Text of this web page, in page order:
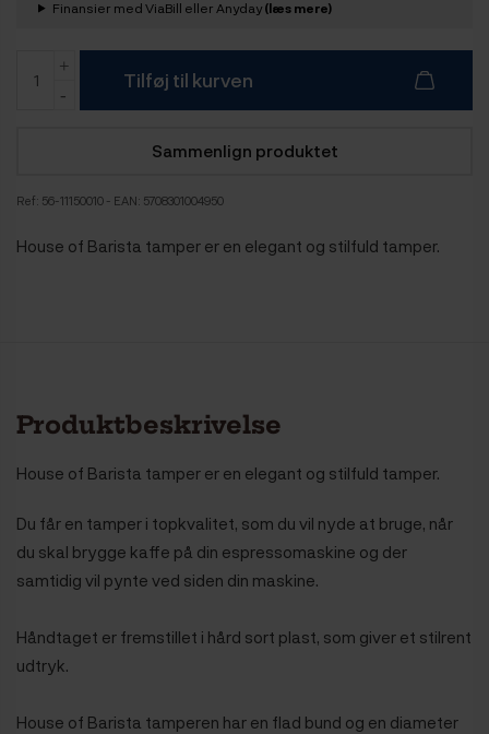
Finansier med ViaBill eller Anyday(læs mere)
Tilføj til kurven
Sammenlign produktet
Ref: 56-11150010 - EAN: 5708301004950
House of Barista tamper er en elegant og stilfuld tamper.
Produktbeskrivelse
House of Barista tamper er en elegant og stilfuld tamper.
Du får en tamper i topkvalitet, som du vil nyde at bruge, når
du skal brygge kaffe på din espressomaskine og der
samtidig vil pynte ved siden din maskine.
Håndtaget er fremstillet i hård sort plast, som giver et stilrent
udtryk.
House of Barista tamperen har en flad bund og en diameter